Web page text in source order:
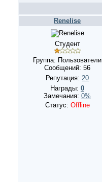
Renelise
Студент
Группа: Пользователи
Сообщений: 56
Репутация: 20
Награды: 0
Замечания: 0%
Статус: Offline